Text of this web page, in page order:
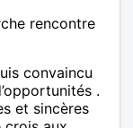
rencontre
convaincu
.
et sincères